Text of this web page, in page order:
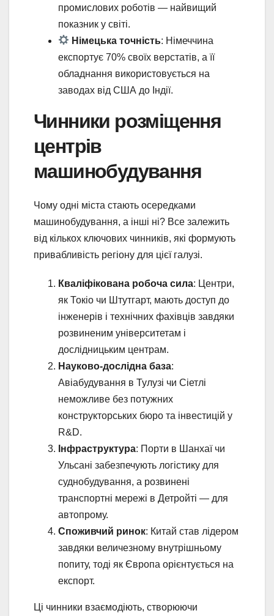
промислових роботів — найвищий
показник у світі.
Німецька точність: Німеччина
експортує 70% своїх верстатів, а її
обладнання використовується на
заводах від США до Індії.
Чинники розміщення
центрів
машинобудування
Чому одні міста стають осередками
машинобудування, а інші ні? Все залежить
від кількох ключових чинників, які формують
привабливість регіону для цієї галузі.
Кваліфікована робоча сила: Центри,
як Токіо чи Штутгарт, мають доступ до
інженерів і технічних фахівців завдяки
розвиненим університетам і
дослідницьким центрам.
Науково-дослідна база:
Авіабудування в Тулузі чи Сіетлі
неможливе без потужних
конструкторських бюро та інвестицій у
R&D.
Інфраструктура: Порти в Шанхаї чи
Ульсані забезпечують логістику для
суднобудування, а розвинені
транспортні мережі в Детройті — для
автопрому.
Споживчий ринок: Китай став лідером
завдяки величезному внутрішньому
попиту, тоді як Європа орієнтується на
експорт.
Ці чинники взаємодіють, створюючи